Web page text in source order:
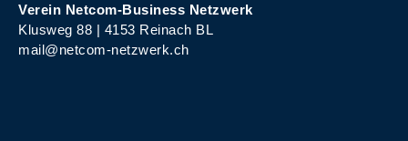
Verein Netcom-Business Netzwerk
Klusweg 88 | 4153 Reinach BL
mail@netcom-netzwerk.ch